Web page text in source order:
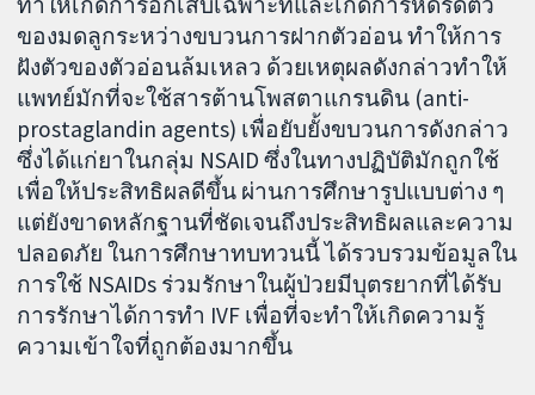
ของมดลูกระหว่างขบวนการฝากตัวอ่อน ทำให้การ
ฝังตัวของตัวอ่อนล้มเหลว ด้วยเหตุผลดังกล่าวทำให้
แพทย์มักที่จะใช้สารต้านโพสตาแกรนดิน (anti-
prostaglandin agents) เพื่อยับยั้งขบวนการดังกล่าว
ซึ่งได้แก่ยาในกลุ่ม NSAID ซึ่งในทางปฏิบัติมักถูกใช้
เพื่อให้ประสิทธิผลดีขึ้น ผ่านการศึกษารูปแบบต่าง ๆ
แต่ยังขาดหลักฐานที่ชัดเจนถึงประสิทธิผลและความ
ปลอดภัย ในการศึกษาทบทวนนี้ ได้รวบรวมข้อมูลใน
การใช้ NSAIDs ร่วมรักษาในผู้ป่วยมีบุตรยากที่ได้รับ
การรักษาได้การทำ IVF เพื่อที่จะทำให้เกิดความรู้
ความเข้าใจที่ถูกต้องมากขึ้น